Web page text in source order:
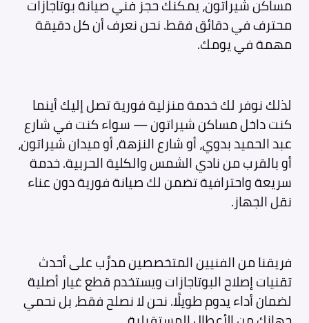
مساكن شيراتون، يمكنك حجز فني صيانة بوتاجازات
محترف في دقائق فقط. نحن نعرف أن كل دقيقة
مهمة في يومك.
لذلك نوفر لك خدمة منزلية فورية تصل إليك أينما
كنت داخل مساكن شيراتون — سواء كنت في شارع
عبد الحميد بدوي، أو شارع النزهة، أو ميدان شيراتون،
أو بالقرب من نادي الشمس والكلية الحربية. خدمة
سريعة واحترافية تضمن لك صيانة فورية دون عناء
نقل الجهاز.
فريقنا من الفنيين المتخصصين مدرَّب على أحدث
تقنيات إصلاح البوتاجازات ويستخدم قطع غيار أصلية
لضمان أداء يدوم طويلًا. نحن لا نصلح فقط، بل نحمي